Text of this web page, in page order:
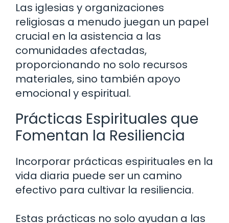
Las iglesias y organizaciones
religiosas a menudo juegan un papel
crucial en la asistencia a las
comunidades afectadas,
proporcionando no solo recursos
materiales, sino también apoyo
emocional y espiritual.
Prácticas Espirituales que
Fomentan la Resiliencia
Incorporar prácticas espirituales en la
vida diaria puede ser un camino
efectivo para cultivar la resiliencia.
Estas prácticas no solo ayudan a las